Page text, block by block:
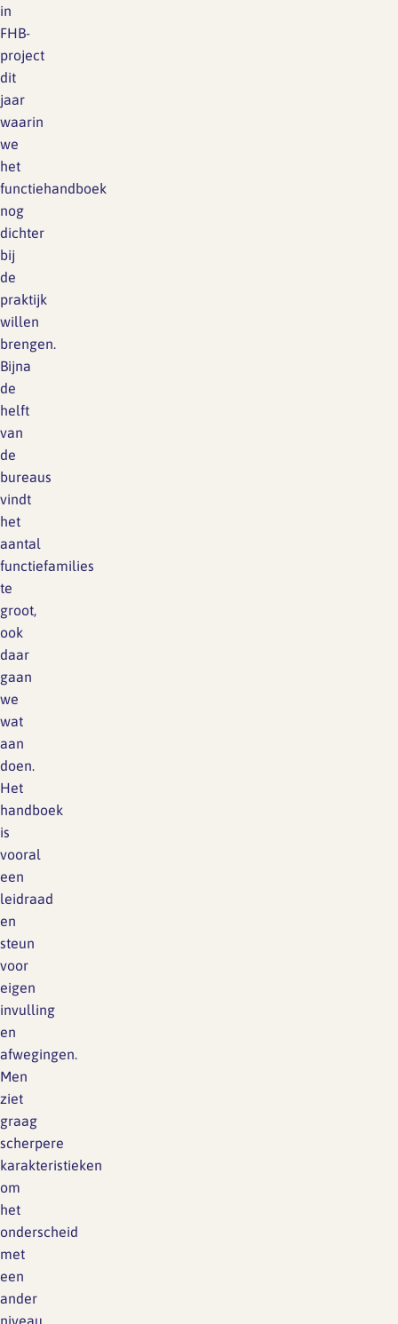
in
FHB-
project
dit
jaar
waarin
we
het
functiehandboek
nog
dichter
bij
de
praktijk
willen
brengen.
Bijna
de
helft
van
de
bureaus
vindt
het
aantal
functiefamilies
te
groot,
ook
daar
gaan
we
wat
aan
doen.
Het
handboek
is
vooral
een
leidraad
en
steun
voor
eigen
invulling
en
afwegingen.
Men
ziet
graag
scherpere
karakteristieken
om
het
onderscheid
met
een
ander
niveau